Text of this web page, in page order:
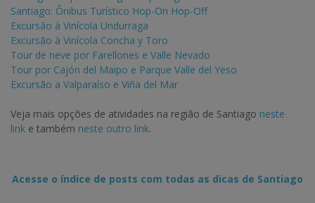
Santiago: Ônibus Turístico Hop-On Hop-Off
Excursão à Vinícola Undurraga
Excursão à Vinícola Concha y Toro
Tour de neve por Farellones e Valle Nevado
Tour por Cajón del Maipo e Parque Valle del Yeso
Excursão a Valparaíso e Viña del Mar
Veja mais opções de atividades na região de Santiago neste
link e também neste outro link.
Acesse o índice de posts com todas as dicas de Santiago